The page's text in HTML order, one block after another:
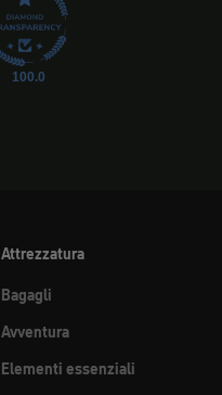
100.0
Attrezzatura
Bagagli
Avventura
Elementi essenziali